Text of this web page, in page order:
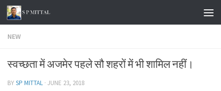
Skip to content
NEW
स्वच्छता में अजमेर पहले सौ शहरों में भी शामिल नहीं।
BYSP MITTAL · JUNE 23, 2018